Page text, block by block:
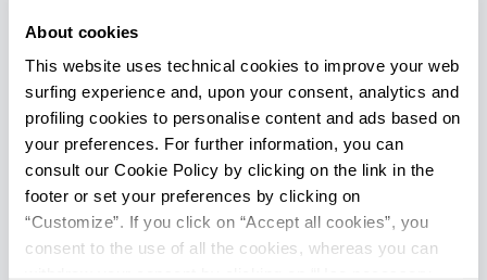
About cookies
This website uses technical cookies to improve your web
surfing experience and, upon your consent, analytics and
profiling cookies to personalise content and ads based on
your preferences. For further information, you can
consult our Cookie Policy by clicking on the link in the
footer or set your preferences by clicking on
“Customize”. If you click on “Accept all cookies”, you
consent to the use of all the cookies, whereas you can
faggi e conifere.
Consiglio
Un possibile itinerario alla scoperta di quest'area
parte da Prato Spilla, fulcro di trekking ed escursioni,
per raggiungere il Lago Ballano e il Lago Verde e,
infine, salire verso il piccolo Lago Frasconi, avvolto da
una faggeta davvero fiabesca.